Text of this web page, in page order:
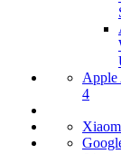
Apple
4